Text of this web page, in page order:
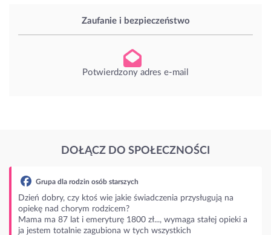
Zaufanie i bezpieczeństwo
Potwierdzony adres e-mail
DOŁĄCZ DO SPOŁECZNOŚCI
przysługują na
stałej opieki a